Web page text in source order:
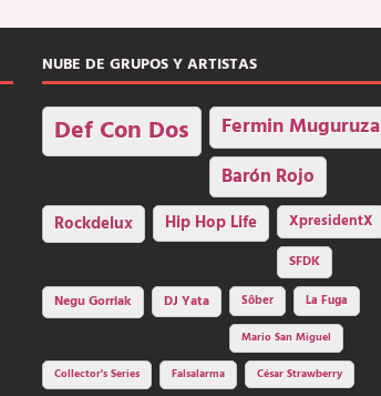
NUBE DE GRUPOS Y ARTISTAS
Def Con Dos Fermin Muguruza
Barón Rojo
Rockdelux Hip Hop Life
XpresidentX
SFDK
Negu Gorriak
DJ Yata Sôber
La Fuga
Mario San Miguel
Collector's Series
Falsalarma César Strawberry